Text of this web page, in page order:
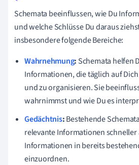
Schemata beeinflussen, wie Du
und welche Schlüsse Du daraus
insbesondere folgende Bereiche:
Wahrnehmung: Schemata helfen
Informationen, die täglich auf
und zu organisieren. Sie
wahrnimmst und wie Du es
Gedächtnis:Bestehende
relevante Informationen
Informationen in bereits
einzuordnen.